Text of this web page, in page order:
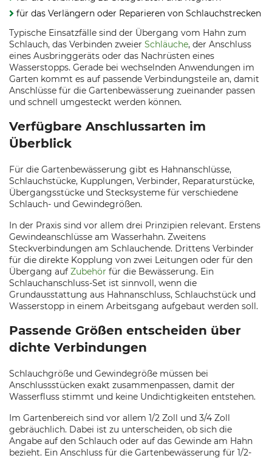
für das Verlängern oder Reparieren von Schlauchstrecken
Typische Einsatzfälle sind der Übergang vom Hahn zum
Schlauch, das Verbinden zweier Schläuche, der Anschluss
eines Ausbringgeräts oder das Nachrüsten eines
Wasserstopps. Gerade bei wechselnden Anwendungen im
Garten kommt es auf passende Verbindungsteile an, damit
Anschlüsse für die Gartenbewässerung zueinander passen
und schnell umgesteckt werden können.
Verfügbare Anschlussarten im
Überblick
Für die Gartenbewässerung gibt es Hahnanschlüsse,
Schlauchstücke, Kupplungen, Verbinder, Reparaturstücke,
Übergangsstücke und Stecksysteme für verschiedene
Schlauch- und Gewindegrößen.
In der Praxis sind vor allem drei Prinzipien relevant. Erstens
Gewindeanschlüsse am Wasserhahn. Zweitens
Steckverbindungen am Schlauchende. Drittens Verbinder
für die direkte Kopplung von zwei Leitungen oder für den
Übergang auf Zubehör für die Bewässerung. Ein
Schlauchanschluss-Set ist sinnvoll, wenn die
Grundausstattung aus Hahnanschluss, Schlauchstück und
Wasserstopp in einem Arbeitsgang aufgebaut werden soll.
Passende Größen entscheiden über
dichte Verbindungen
Schlauchgröße und Gewindegröße müssen bei
Anschlussstücken exakt zusammenpassen, damit der
Wasserfluss stimmt und keine Undichtigkeiten entstehen.
Im Gartenbereich sind vor allem 1/2 Zoll und 3/4 Zoll
gebräuchlich. Dabei ist zu unterscheiden, ob sich die
Angabe auf den Schlauch oder auf das Gewinde am Hahn
bezieht. Ein Anschluss für die Gartenbewässerung für 1/2-